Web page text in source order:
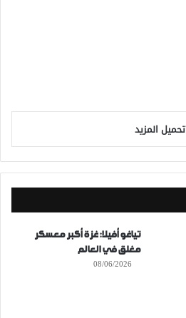
تحميل المزيد
تياغو أفيلا: غزة أكبر معسكر
مغلق في العالم
08/06/2026